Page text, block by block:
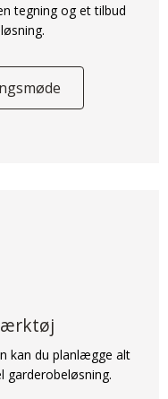
tegning og et tilbud
kan du planlægge alt
garderobeløsning.